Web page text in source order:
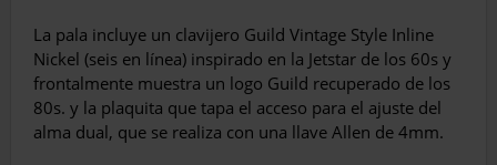
La pala incluye un clavijero Guild Vintage Style Inline
Nickel (seis en línea) inspirado en la Jetstar de los 60s y
frontalmente muestra un logo Guild recuperado de los
80s. y la plaquita que tapa el acceso para el ajuste del
alma dual, que se realiza con una llave Allen de 4mm.